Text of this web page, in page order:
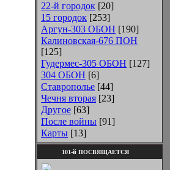
22-й городок [20]
15 городок [253]
Аргун-303 ОБОН [190]
Калиновская-676 ПОН
[125]
Гудермес-305 ОБОН [127]
304 ОБОН [6]
Ставрополье [44]
Чечня вторая [23]
Другое [63]
После войны [91]
Карты [13]
101-й ПОСВЯЩАЕТСЯ